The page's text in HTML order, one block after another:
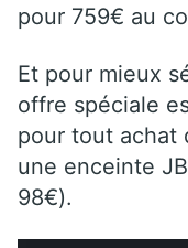
pour 759€ au
Et pour mieux
offre spéciale
pour tout achat
une enceinte
98€).